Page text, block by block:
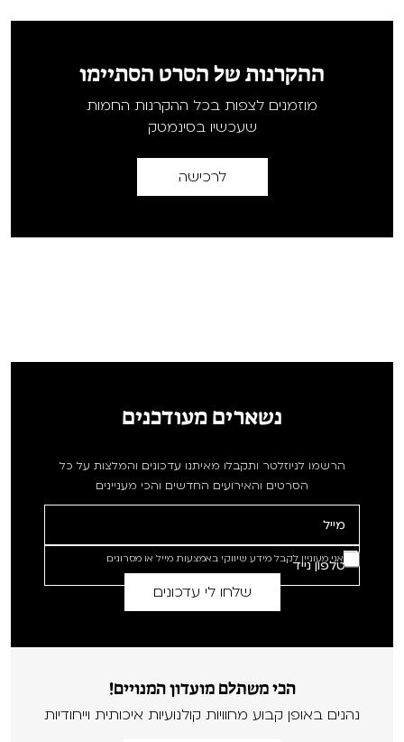
ההקרנות של הסרט הסתיימו
מוזמנים לצפות בכל ההקרנות החמות
שעכשיו בסינמטק
לרכישה
נשארים מעודכנים
הרשמו לניוזלטר ותקבלו מאיתנו עדכונים והמלצות על כל
הסרטים והאירועים החדשים והכי מעניינים
אני מעוניין לקבל מידע שיווקי באמצעות מייל או מסרונים
הכי משתלם מועדון המנויים!
נהנים באופן קבוע מחוויות קולנועיות איכותית וייחודיות